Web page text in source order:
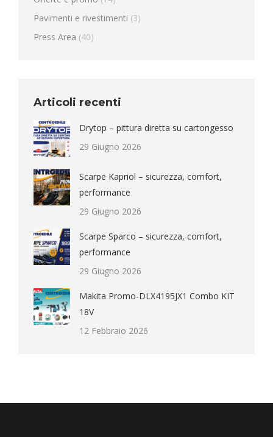
Pavimenti e rivestimenti (3)
Press Area (40)
Articoli recenti
Drytop – pittura diretta su cartongesso
29 Giugno 2026
Scarpe Kapriol – sicurezza, comfort,
performance
29 Giugno 2026
Scarpe Sparco – sicurezza, comfort,
performance
29 Giugno 2026
Makita Promo-DLX4195JX1 Combo KIT
18V
12 Febbraio 2026